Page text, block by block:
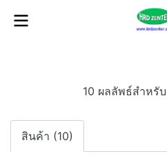
10 ผลลัพธ์สำหรั
สินค้า (10)